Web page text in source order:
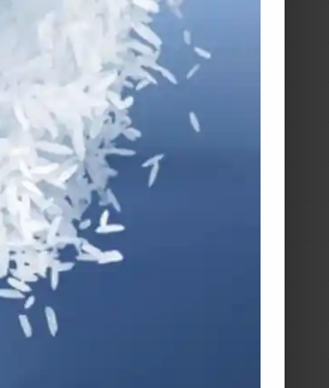
September 2020
March 2020
February 2020
January 2020
December 2019
November 2019
October 2019
September 2019
August 2019